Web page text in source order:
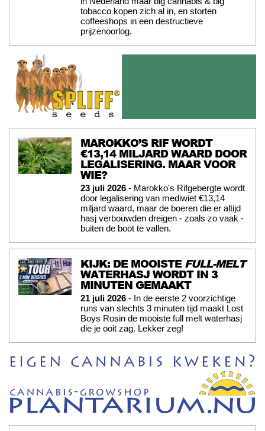
tobacco kopen zich al in, en storten
coffeeshops in een destructieve
prijzenoorlog.
MAROKKO’S RIF WORDT
€13,14 MILJARD WAARD DOOR
LEGALISERING. MAAR VOOR
WIE?
23 juli 2026 - Marokko's Rifgebergte wordt
door legalisering van mediwiet €13,14
miljard waard, maar de boeren die er altijd
hasj verbouwden dreigen - zoals zo vaak -
buiten de boot te vallen.
KIJK: DE MOOISTEFULL-MELT
WATERHASJ WORDT IN 3
MINUTEN GEMAAKT
21 juli 2026 - In de eerste 2 voorzichtige
runs van slechts 3 minuten tijd maakt Lost
Boys Rosin de mooiste full melt waterhasj
die je ooit zag. Lekker zeg!